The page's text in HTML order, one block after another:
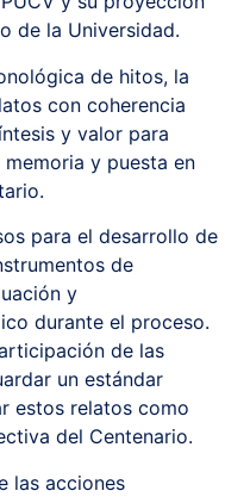
de la Universidad.
de hitos, la
con coherencia
y valor para
y puesta en
para el desarrollo de
de
y
durante el proceso.
de las
un estándar
estos relatos como
del Centenario.
las acciones